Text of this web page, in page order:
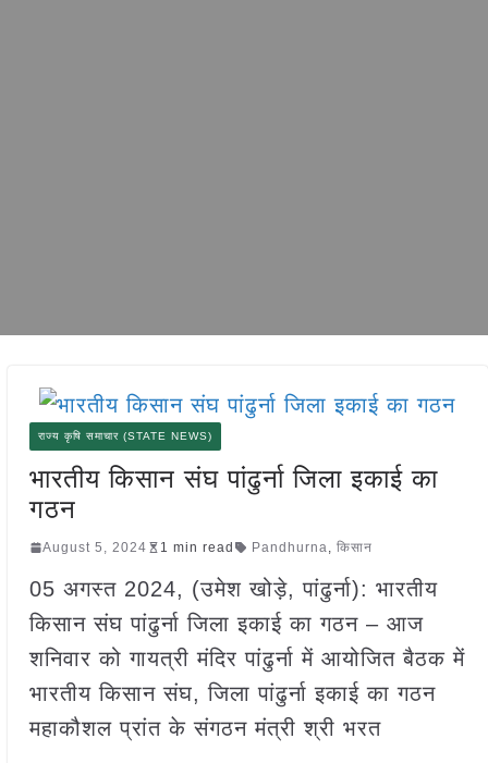
राज्य कृषि समाचार (STATE NEWS)
भारतीय किसान संघ पांढुर्ना जिला इकाई का
गठन
August 5, 2024 1 min read Pandhurna, किसान
05 अगस्त 2024, (उमेश खोड़े, पांढुर्ना): भारतीय
किसान संघ पांढुर्ना जिला इकाई का गठन – आज
शनिवार को गायत्री मंदिर पांढुर्ना में आयोजित बैठक में
भारतीय किसान संघ, जिला पांढुर्ना इकाई का गठन
महाकौशल प्रांत के संगठन मंत्री श्री भरत